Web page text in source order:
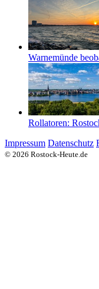
Warnemünde
Rollatoren:
Impressum Datenschutz
© 2026 Rostock-Heute.de